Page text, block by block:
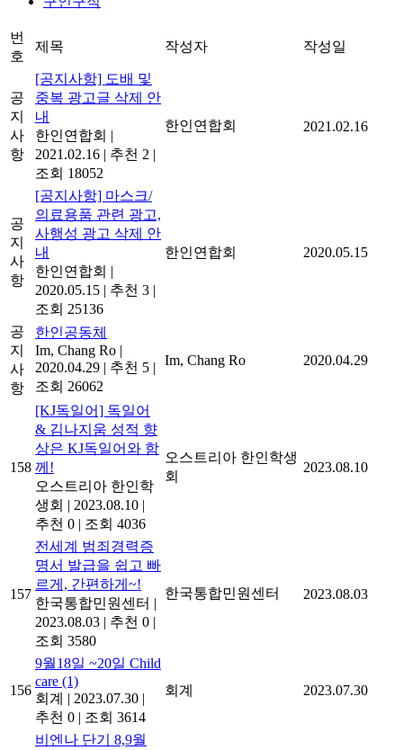
번
호
제목 작성자 작성일
공
지
사
항
[공지사항] 도배 및
중복 광고글 삭제 안
내
한인연합회 |
2021.02.16 | 추천 2 |
조회 18052
한인연합회 2021.02.16
공
지
사
항
[공지사항] 마스크/
의료용품 관련 광고,
사행성 광고 삭제 안
내
한인연합회 |
2020.05.15 | 추천 3 |
조회 25136
한인연합회 2020.05.15
공
지
사
항
한인공동체
Im, Chang Ro |
2020.04.29 | 추천 5 |
조회 26062
Im, Chang Ro 2020.04.29
158
[KJ독일어] 독일어
& 김나지움 성적 향
상은 KJ독일어와 함
께!
오스트리아 한인학
생회 | 2023.08.10 |
추천 0 | 조회 4036
오스트리아 한인학생
회
2023.08.10
157
전세계 범죄경력증
명서 발급을 쉽고 빠
르게, 간편하게~!
한국통합민원센터 |
2023.08.03 | 추천 0 |
조회 3580
한국통합민원센터 2023.08.03
156
9월18일 ~20일 Child
care (1)
회계 | 2023.07.30 |
추천 0 | 조회 3614
회계 2023.07.30
비엔나 단기 8,9월